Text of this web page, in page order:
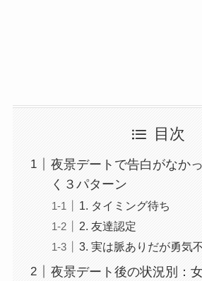
目次
夜景デートで告白がなか
く３パターン
1. タイミング待ち
2. 友達認定
3. 実は脈ありだが勇気
夜景デート後の状況別：